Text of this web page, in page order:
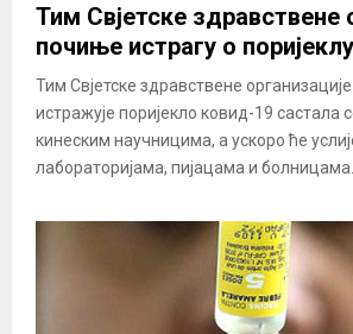
Тим Свјетске здравствене
почиње истрагу о
Тим Свјетске здравствене
истражује поријекло ковид-19 састала
кинеским научницима, а ускоро ће
лабораторијама, пијацама и болницама...